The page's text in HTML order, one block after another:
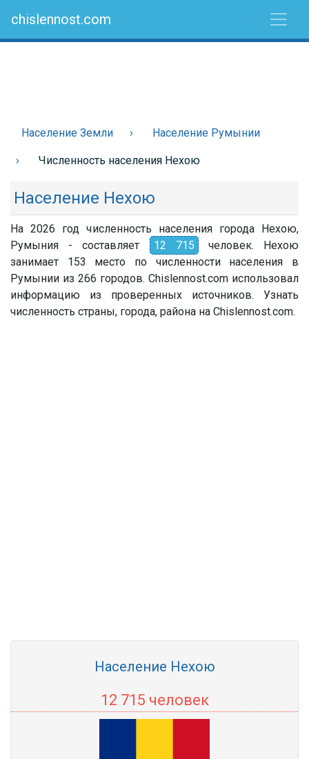
chislennost.com
Население Земли Население Румынии
Численность населения Нехою
Население Нехою
На 2026 год численность населения города Нехою,
Румыния - составляет
12 715 человек. Нехою
занимает 153 место по численности населения в
Румынии из 266 городов. Chislennost.com использовал
информацию из проверенных источников. Узнать
численность страны, города, района на Chislennost.com.
Население Нехою
12 715 человек